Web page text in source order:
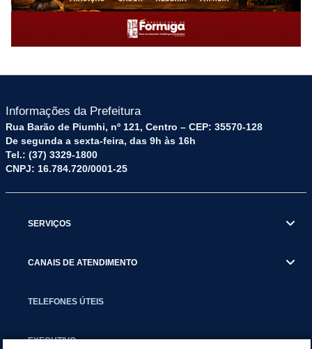
Informações da Prefeitura
Rua Barão de Piumhi, nº 121, Centro – CEP: 35570-128
De segunda a sexta-feira, das 9h às 16h
Tel.: (37) 3329-1800
CNPJ: 16.784.720/0001-25
SERVIÇOS
CANAIS DE ATENDIMENTO
TELEFONES ÚTEIS
EXECUTIVO